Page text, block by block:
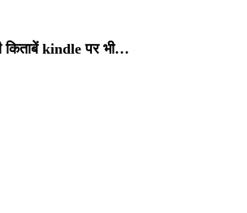
किताबें kindle पर भी…